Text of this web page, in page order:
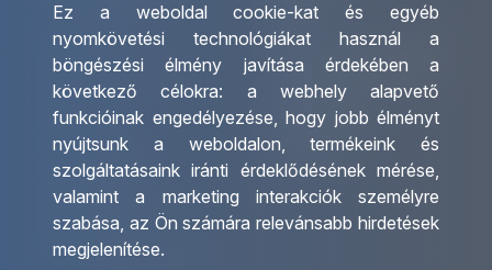
Ez a weboldal cookie-kat és egyéb
nyomkövetési technológiákat használ a
böngészési élmény javítása érdekében a
következő célokra: a webhely alapvető
funkcióinak engedélyezése, hogy jobb élményt
nyújtsunk a weboldalon,termékeink és
szolgáltatásaink iránti érdeklődésének mérése,
valamint a marketing interakciók személyre
szabása, az Ön számára relevánsabb hirdetések
megjelenítése.
Csoportos utazások
szervezése
Egyéni utak szervezése
Hajóutak
Üzleti utaztatás
Nemzetközi tanár és
diákigazolványok
Letölthető katalógusunk
Ajándékutalvány
OTP Travel kedvezmények
Irodáink
Utazásszervező partnereink
Viszonteladó Partnereink
Partnereinknek
Utazási kérdőív
Impresszum